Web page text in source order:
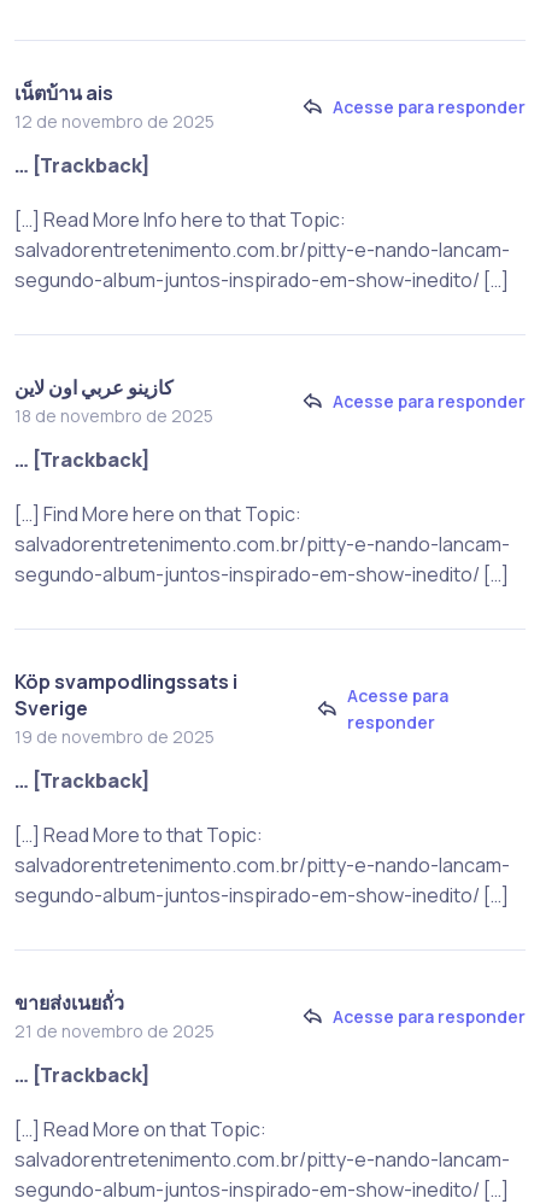
เน็ตบ้าน ais
12 de novembro de 2025
Acesse para responder
… [Trackback]
[…] Read More Info here to that Topic:
salvadorentretenimento.com.br/pitty-e-nando-lancam-
segundo-album-juntos-inspirado-em-show-inedito/ […]
كازينو عربي اون لاين
18 de novembro de 2025
Acesse para responder
… [Trackback]
[…] Find More here on that Topic:
salvadorentretenimento.com.br/pitty-e-nando-lancam-
segundo-album-juntos-inspirado-em-show-inedito/ […]
Köp svampodlingssats i
Sverige
19 de novembro de 2025
Acesse para
responder
… [Trackback]
[…] Read More to that Topic:
salvadorentretenimento.com.br/pitty-e-nando-lancam-
segundo-album-juntos-inspirado-em-show-inedito/ […]
ขายส่งเนยถั่ว
21 de novembro de 2025
Acesse para responder
… [Trackback]
[…] Read More on that Topic:
salvadorentretenimento.com.br/pitty-e-nando-lancam-
segundo-album-juntos-inspirado-em-show-inedito/ […]